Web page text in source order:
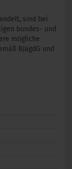
sind bei
bundes- und
mögliche
BJagdG und